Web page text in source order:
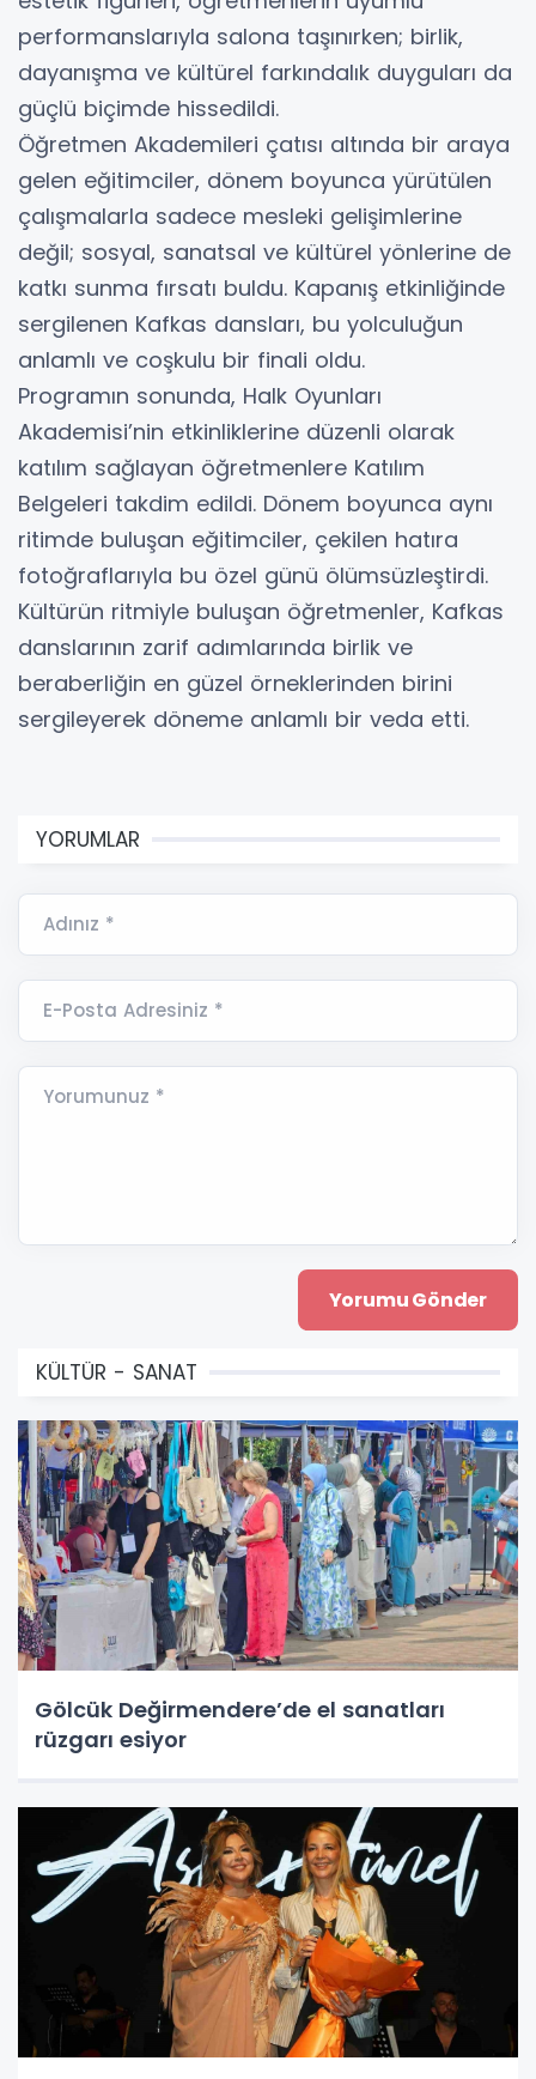
performanslarıyla salona taşınırken; birlik,
dayanışma ve kültürel farkındalık duyguları da
güçlü biçimde hissedildi.
Öğretmen Akademileri çatısı altında bir araya
gelen eğitimciler, dönem boyunca yürütülen
çalışmalarla sadece mesleki gelişimlerine
değil; sosyal, sanatsal ve kültürel yönlerine de
katkı sunma fırsatı buldu. Kapanış etkinliğinde
sergilenen Kafkas dansları, bu yolculuğun
anlamlı ve coşkulu bir finali oldu.
Programın sonunda, Halk Oyunları
Akademisi’nin etkinliklerine düzenli olarak
katılım sağlayan öğretmenlere Katılım
Belgeleri takdim edildi. Dönem boyunca aynı
ritimde buluşan eğitimciler, çekilen hatıra
fotoğraflarıyla bu özel günü ölümsüzleştirdi.
Kültürün ritmiyle buluşan öğretmenler, Kafkas
danslarının zarif adımlarında birlik ve
beraberliğin en güzel örneklerinden birini
sergileyerek döneme anlamlı bir veda etti.
YORUMLAR
Adınız *
E-Posta Adresiniz *
Yorumunuz *
KÜLTÜR - SANAT
Gölcük Değirmendere’de el sanatları
rüzgarı esiyor